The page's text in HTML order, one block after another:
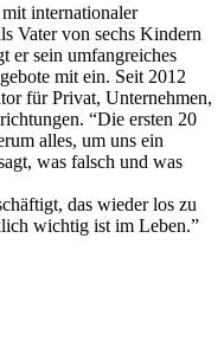
internationaler
Vater von sechs Kindern
er sein umfangreiches
mit ein. Seit 2012
für Privat, Unternehmen,
“Die ersten 20
alles, um uns ein
was falsch und was
das wieder los zu
wichtig ist im Leben.”